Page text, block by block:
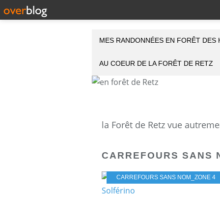
MES RANDONNÉES EN FORÊT DES
AU COEUR DE LA FORÊT DE RETZ
CARREFOURS SANS
CARREFOURS SANS NOM_ZONE 4